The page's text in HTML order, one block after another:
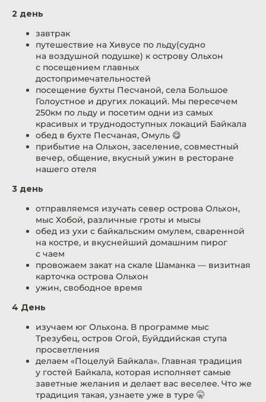
2 день
завтрак
путешествие на Хивусе по льду(судно
на воздушной подушке) к острову Ольхон
с посещением главных
достопримечательностей
посещение бухты Песчаной, села Большое
Голоустное и других локаций. Мы пересечем
250км по льду и посетим одни из самых
красивых и труднодоступных локаций Байкала
обед в бухте Песчаная, Омуль 😋
прибытие на Ольхон, заселение, совместный
вечер, общение, вкусный ужин в ресторане
нашего отеля
3 день
отправляемся изучать север острова Ольхон,
мыс Хобой, различные гроты и мысы
обед из ухи с байкальским омулем, сваренной
на костре, и вкуснейший домашним пирог
с чаем
провожаем закат на скале Шаманка — визитная
карточка острова Ольхон
ужин, свободное время
4 День
изучаем юг Ольхона. В программе мыс
Трезубец, остров Огой, Буйддийская ступа
просветления
делаем «Поцелуй Байкала». Главная традиция
у гостей Байкала, которая исполняет самые
заветные желания и делает вас веселее. Что же
традиция такая, узнаете уже в туре 🤫
фото с туров